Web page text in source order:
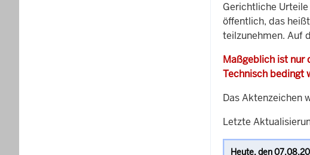
Gerichtliche
öffentlich, das
teilzunehmen. Auf
Maßgeblich ist nur
Technisch bedingt
Das Aktenzeichen
Letzte